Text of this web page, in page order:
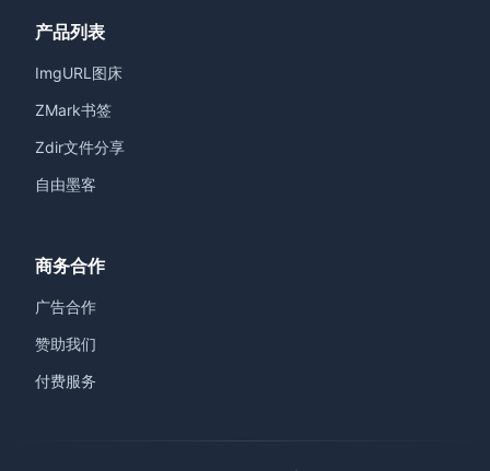
产品列表
ImgURL图床
ZMark书签
Zdir文件分享
自由墨客
商务合作
广告合作
赞助我们
付费服务